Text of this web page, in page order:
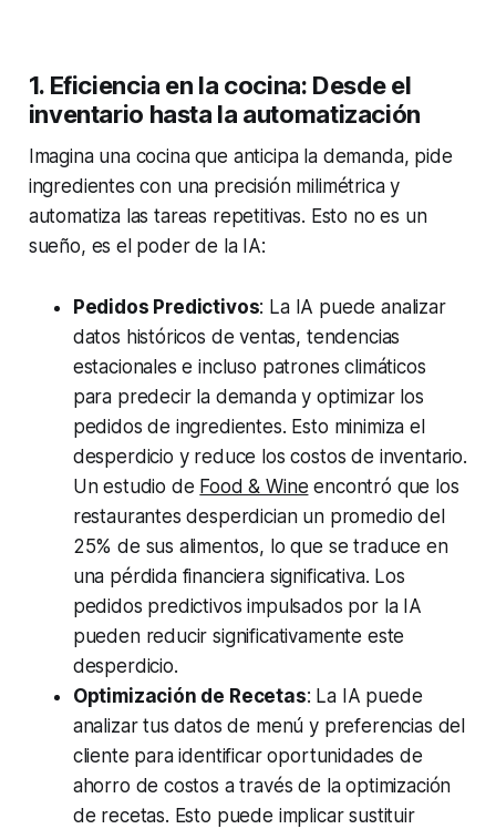
1. Eficiencia en la cocina: Desde el
inventario hasta la automatización
Imagina una cocina que anticipa la demanda, pide
ingredientes con una precisión milimétrica y
automatiza las tareas repetitivas. Esto no es un
sueño, es el poder de la IA:
Pedidos Predictivos: La IA puede analizar
datos históricos de ventas, tendencias
estacionales e incluso patrones climáticos
para predecir la demanda y optimizar los
pedidos de ingredientes. Esto minimiza el
desperdicio y reduce los costos de inventario.
Un estudio de Food & Wine encontró que los
restaurantes desperdician un promedio del
25% de sus alimentos, lo que se traduce en
una pérdida financiera significativa. Los
pedidos predictivos impulsados por la IA
pueden reducir significativamente este
desperdicio.
Optimización de Recetas: La IA puede
analizar tus datos de menú y preferencias del
cliente para identificar oportunidades de
ahorro de costos a través de la optimización
de recetas. Esto puede implicar sustituir